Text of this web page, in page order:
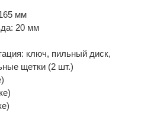
мм
20 мм
ключ, пильный диск,
щетки (2 шт.)